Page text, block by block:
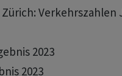
Verkehrszahlen
2023
2023